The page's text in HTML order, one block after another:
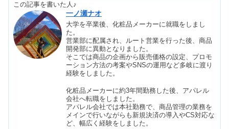
ダサいメンズピアスの位置｜男は両
耳・片耳かっこいいのはどっち？
クオリアのビジネスはやばい？愛用芸
能人｜初期費用&仕組み
ピーチ航空は怖い＆二度と乗らない？
チェックインに間に合わない時は？
この記事を書いた人♪
一ノ瀬ナオ
大学を卒業後、化粧品メーカーに就職をしまし
た。
営業部に配属され、ルート営業を行った後、商品
開発部に異動となりました。
そこでは商品の企画から販売価格の設定、プロモ
ーション方法の考案やSNSの運用など多岐に渡り
経験をしました。
化粧品メーカーに約3年間勤務した後、アパレル
会社へ転職をしました。
アパレル会社では本社勤務で、商品管理の業務を
メインで行いながらも新規決済の導入やCS対応な
ど、幅広く経験をしました。